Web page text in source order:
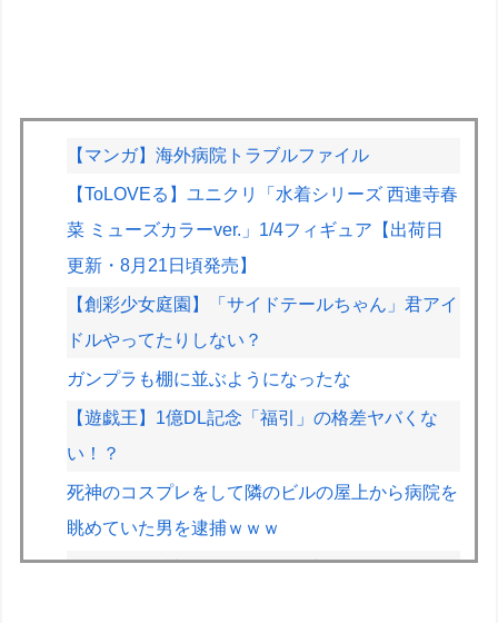
【マンガ】海外病院トラブルファイル
【ToLOVEる】ユニクリ「水着シリーズ 西連寺春
菜 ミューズカラーver.」1/4フィギュア【出荷日
更新・8月21日頃発売】
【創彩少女庭園】「サイドテールちゃん」君アイ
ドルやってたりしない？
ガンプラも棚に並ぶようになったな
【遊戯王】1億DL記念「福引」の格差ヤバくな
い！？
死神のコスプレをして隣のビルの屋上から病院を
眺めていた男を逮捕ｗｗｗ
伊Autosprint誌：ニューエイ代表渾身のアストン